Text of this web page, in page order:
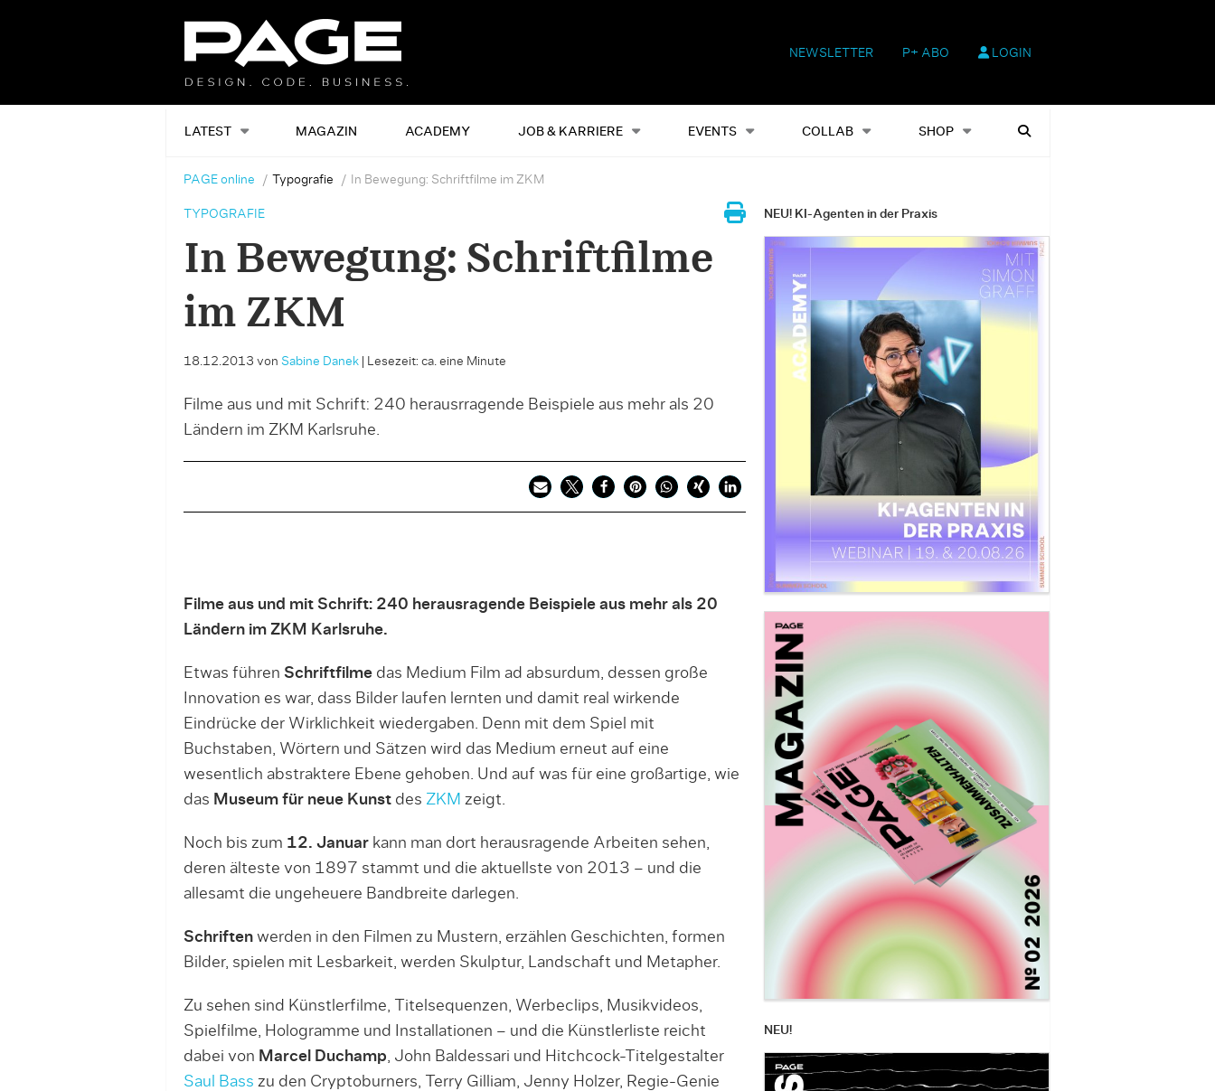
NEWSLETTER P+ ABO LOGIN
LATEST MAGAZIN ACADEMY JOB & KARRIERE EVENTS COLLAB SHOP
Alles Events Shop Heftausgaben Suchen
PAGE online Typografie In Bewegung: Schriftfilme im ZKM
TYPOGRAFIE
In Bewegung: Schriftfilme
im ZKM
18.12.2013 von Sabine Danek| Lesezeit: ca. eine Minute
Filme aus und mit Schrift: 240 herausrragende Beispiele aus mehr als 20
Ländern im ZKM Karlsruhe.
Filme aus und mit Schrift: 240 herausragende Beispiele aus mehr als 20
Ländern im ZKM Karlsruhe.
Etwas führen Schriftfilmedas Medium Film ad absurdum, dessen große
Innovation es war, dass Bilder laufen lernten und damit real wirkende
Eindrücke der Wirklichkeit wiedergaben. Denn mit dem Spiel mit
Buchstaben, Wörtern und Sätzen wird das Medium erneut auf eine
wesentlich abstraktere Ebene gehoben. Und auf was für eine großartige, wie
das Museum für neue Kunstdes ZKM zeigt.
Noch bis zum 12. Januarkann man dort herausragende Arbeiten sehen,
deren älteste von 1897 stammt und die aktuellste von 2013 – und die
allesamt die ungeheuere Bandbreite darlegen.
Schriftenwerden in den Filmen zu Mustern, erzählen Geschichten, formen
Bilder, spielen mit Lesbarkeit, werden Skulptur, Landschaft und Metapher.
Zu sehen sind Künstlerfilme, Titelsequenzen, Werbeclips, Musikvideos,
Spielfilme, Hologramme und Installationen – und die Künstlerliste reicht
dabei von Marcel Duchamp, John Baldessari und Hitchcock-Titelgestalter
Saul Bass zu den Cryptoburners, Terry Gilliam, Jenny Holzer, Regie-Genie
NEU! KI-Agenten in der Praxis
NEU!